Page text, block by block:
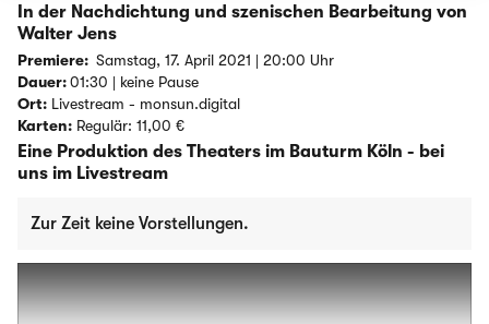
In der Nachdichtung und szenischen Bearbeitung von
Walter Jens
Premiere: Samstag, 17. April 2021 | 20:00 Uhr
Dauer:01:30 | keine Pause
Ort: Livestream - monsun.digital
Karten: Regulär: 11,00 €
Eine Produktion des Theaters im Bauturm Köln - bei
uns im Livestream
Zur Zeit keine Vorstellungen.